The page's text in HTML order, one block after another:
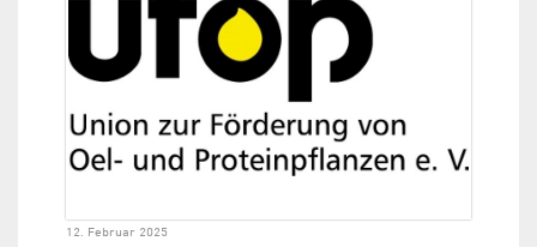
12. Februar 2025